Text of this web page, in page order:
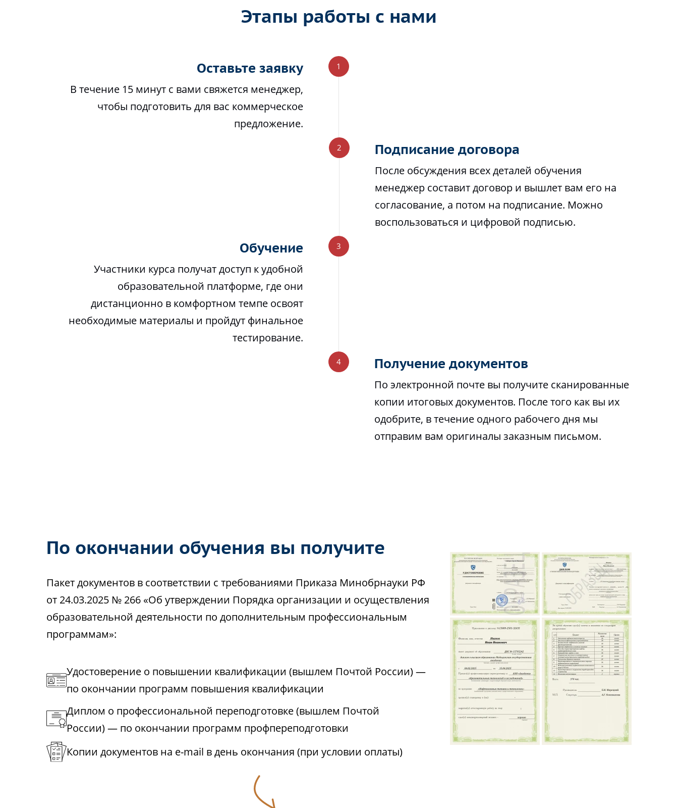
Этапы работы с нами
Оставьте заявку
В течение 15 минут с вами свяжется менеджер,
чтобы подготовить для вас коммерческое
предложение.
Подписание договора
После обсуждения всех деталей обучения
менеджер составит договор и вышлет вам его на
согласование, а потом на подписание. Можно
воспользоваться и цифровой подписью.
Обучение
Участники курса получат доступ к удобной
образовательной платформе, где они
дистанционно в комфортном темпе освоят
необходимые материалы и пройдут финальное
тестирование.
Получение документов
По электронной почте вы получите сканированные
копии итоговых документов. После того как вы их
одобрите, в течение одного рабочего дня мы
отправим вам оригиналы заказным письмом.
По окончании обучения вы получите
Пакет документов в соответствии с требованиями Приказа Минобрнауки РФ
от 24.03.2025 № 266 «Об утверждении Порядка организации и осуществления
образовательной деятельности по дополнительным профессиональным
программам»:
Удостоверение о повышении квалификации (вышлем Почтой России) —
по окончании программ повышения квалификации
Диплом о профессиональной переподготовке (вышлем Почтой
России) — по окончании программ профпереподготовки
Копии документов на e-mail в день окончания (при условии оплаты)